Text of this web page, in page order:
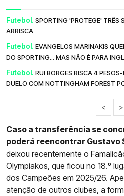
Futebol. SPORTING 'PROTEGE' TRÊS
ARRISCA
Futebol. EVANGELOS MARINAKIS
DO SPORTING... MAS NÃO É PARA
Futebol. RUI BORGES RISCA 4
DUELO COM NOTTINGHAM FOREST
< >
Caso a transferência se
poderá reencontrar Gustavo
deixou recentemente o
Olympiakos, que ficou no 18.º
dos Campeões em 2025/26.
atenção de outros clubes, a